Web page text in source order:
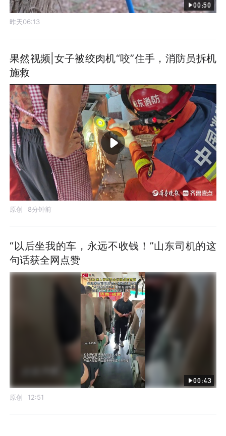
00:50
昨天06:13
果然视频|女子被绞肉机“咬”住手，消防员拆机
施救
原创 8分钟前
“以后坐我的车，永远不收钱！”山东司机的这
句话获全网点赞
00:43
原创 12:51